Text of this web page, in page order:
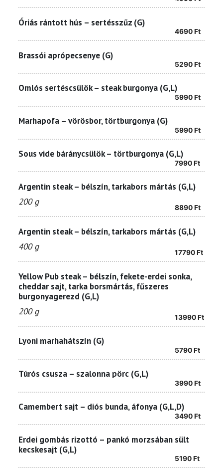
Óriás rántott hús – sertésszűz (G)
4690Ft
Brassói aprópecsenye (G)
5290Ft
Omlós sertéscsülök – steak burgonya (G,L)
5990Ft
Marhapofa – vörösbor, törtburgonya (G)
5990Ft
Sous vide báránycsülök – törtburgonya (G,L)
7990Ft
Argentin steak – bélszín, tarkabors mártás (G,L)
200 g
8890Ft
Argentin steak – bélszín, tarkabors mártás (G,L)
400 g
17790Ft
Yellow Pub steak – bélszín, fekete-erdei sonka,
cheddar sajt, tarka borsmártás, fűszeres
burgonyagerezd (G,L)
200 g
13990Ft
Lyoni marhahátszín (G)
5790Ft
Túrós csusza – szalonna pörc (G,L)
3990Ft
Camembert sajt – diós bunda, áfonya (G,L,D)
3490Ft
Erdei gombás rizottó – pankó morzsában sült
kecskesajt (G,L)
5190Ft